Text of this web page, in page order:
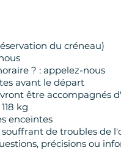
du créneau)
? : appelez-nous
avant le départ
être accompagnés
kg
enceintes
souffrant de troubles de
précisions ou